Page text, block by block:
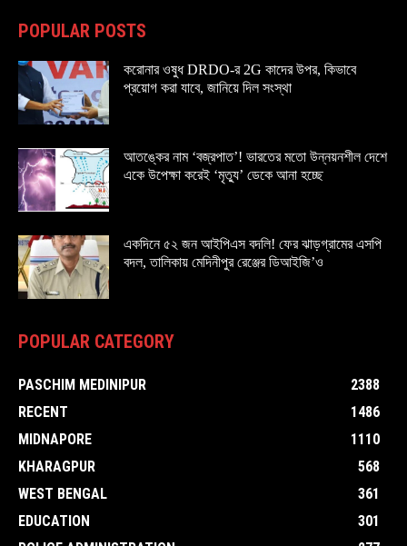
POPULAR POSTS
করোনার ওষুধ DRDO-র 2G কাদের উপর, কিভাবে
প্রয়োগ করা যাবে, জানিয়ে দিল সংস্থা
আতঙ্কের নাম ‘বজ্রপাত’! ভারতের মতো উন্নয়নশীল দেশে
একে উপেক্ষা করেই ‘মৃত্যু’ ডেকে আনা হচ্ছে
একদিনে ৫২ জন আইপিএস বদলি! ফের ঝাড়গ্রামের এসপি
বদল, তালিকায় মেদিনীপুর রেঞ্জের ডিআইজি’ও
POPULAR CATEGORY
PASCHIM MEDINIPUR
2388
RECENT
1486
MIDNAPORE
1110
KHARAGPUR
568
WEST BENGAL
361
EDUCATION
301